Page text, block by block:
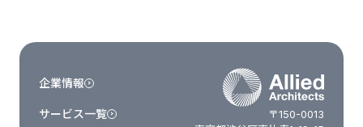
〒150-0013
企業情報
サービス一覧